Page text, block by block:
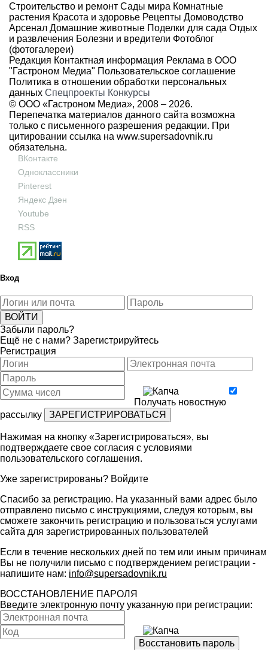
Строительство и ремонт Сады мира Комнатные
растения Красота и здоровье Рецепты Домоводство
Арсенал Домашние животные Поделки для сада Отдых
и развлечения Болезни и вредители Фотоблог
(фотогалереи)
Редакция Контактная информация Реклама в ООО
"Гастроном Медиа" Пользовательское соглашение
Политика в отношении обработки персональных
данных Спецпроекты Конкурсы
© ООО «Гастроном Медиа», 2008 – 2026.
Перепечатка материалов данного сайта возможна
только с письменного разрешения редакции. При
цитировании ссылка на www.supersadovnik.ru
обязательна.
ВКонтакте
Одноклассники
Pinterest
Яндекс Дзен
Youtube
RSS
Вход
Забыли пароль?
Ещё не с нами? Зарегистрируйтесь
Регистрация
Получать новостную
рассылку
Нажимая на кнопку «Зарегистрироваться», вы
подтверждаете свое согласия с условиями
пользовательского соглашения.
Уже зарегистрированы? Войдите
Спасибо за регистрацию. На указанный вами адрес было
отправлено письмо с инструкциями, следуя которым, вы
сможете закончить регистрацию и пользоваться услугами
сайта для зарегистрированных пользователей
Если в течение нескольких дней по тем или иным причинам
Вы не получили письмо с подтверждением регистрации -
напишите нам: info@supersadovnik.ru
ВОССТАНОВЛЕНИЕ ПАРОЛЯ
Введите электронную почту указанную при регистрации: